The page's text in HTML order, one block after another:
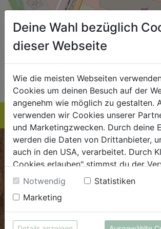
provided with ♥ by syreta e-commerce gmbh
BIOKISTE
Kundenservice
Mo - Do: 8.00 - 16.00 Uhr
Deine Wahl bezüglich
dieser Webseite
Wie die meisten Webseiten
Cookies um deinen Besuch auf der
angenehm wie möglich zu gestalten.
verwenden wir Cookies unserer
und Marketingzwecken. Durch deine
werden die Daten von Drittanbieter,
auch in den USA, verarbeitet. Durch
Cookies erlauben" stimmst du der
Cookies zu. Unter "Details anzeigen"
Infos zu den unterschiedlichen
auch entscheiden, welche Cookies du
möchtest.
Weitere Informationen findest du in
Notwendig
Statistiken
Marketing